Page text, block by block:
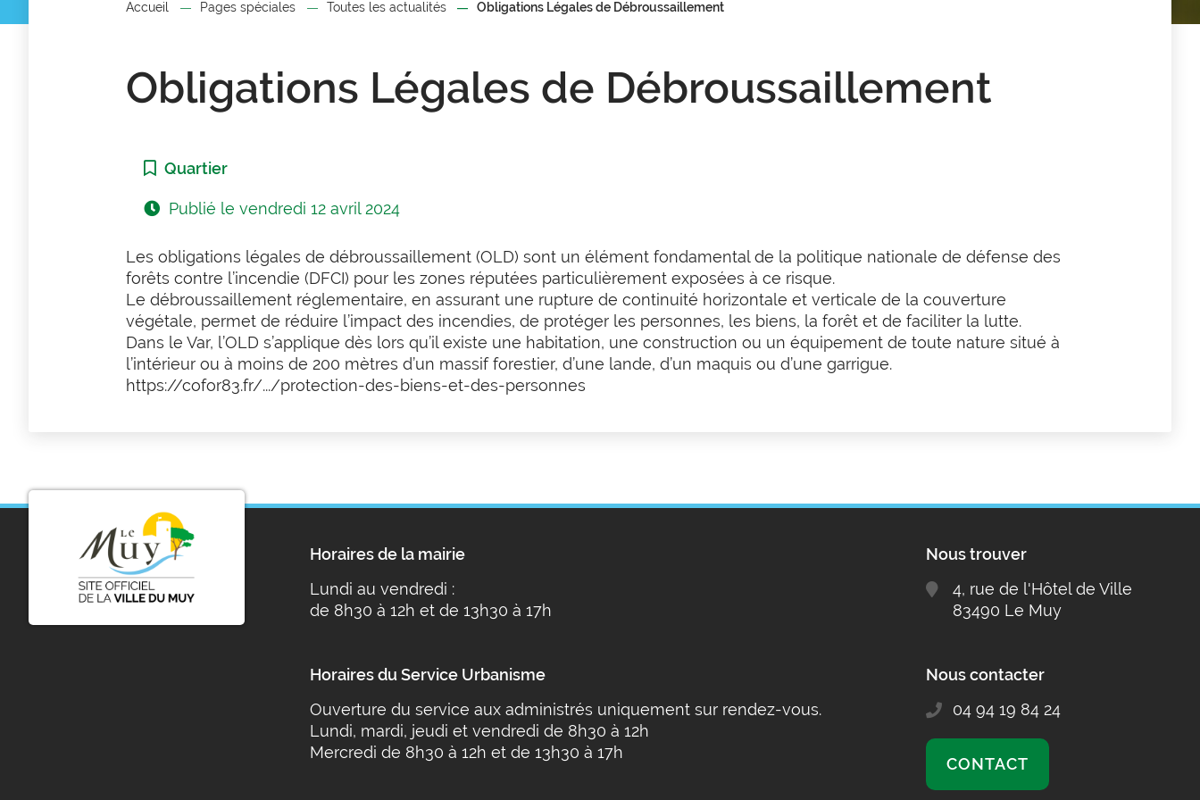
Accueil Pages spéciales Toutes les actualités Obligations Légales de Débroussaillement
Obligations Légales de Débroussaillement
Catégorie :
Quartier
Publié levendredi 12 avril 2024
Les obligations légales de débroussaillement (OLD) sont un élément fondamental de la politique nationale de défense des
forêts contre l’incendie (DFCI) pour les zones réputées particulièrement exposées à ce risque.
Le débroussaillement réglementaire, en assurant une rupture de continuité horizontale et verticale de la couverture
végétale, permet de réduire l’impact des incendies, de protéger les personnes, les biens, la forêt et defaciliter la lutte.
Dans le Var, l’OLD s’applique dès lors qu’il existe une habitation, une construction ou un équipement de toute nature situé à
l’intérieur ou à moins de 200 mètres d’un massif forestier, d’une lande, d’un maquis ou d’une garrigue.
https://cofor83.fr/.../protection-des-biens-et-des-personnes
Horaires de la mairie
Lundi au vendredi :
de 8h30 à 12h et de 13h30 à 17h
Horaires du Service Urbanisme
Ouverture du service aux administrés uniquement sur rendez-vous.
Lundi, mardi, jeudi et vendredi de 8h30 à 12h
Mercredi de 8h30 à 12h et de 13h30 à 17h
Nous trouver
4, rue de l'Hôtel de Ville
83490 Le Muy
Nous contacter
04 94 19 84 24
CONTACT